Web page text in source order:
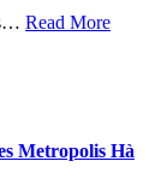
Read More
Metropolis Hà